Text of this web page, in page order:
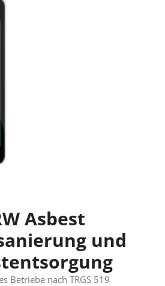
Asbest
und
Betriebe nach TRGS 519